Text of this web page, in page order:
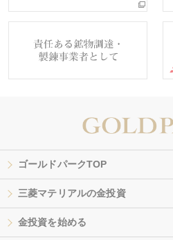
ゴールドパークTOP
三菱マテリアルの金投資
金投資を始める